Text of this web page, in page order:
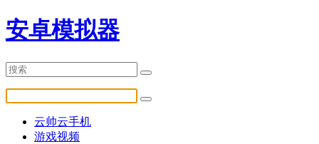
安卓模拟器
云帅云手机
游戏视频